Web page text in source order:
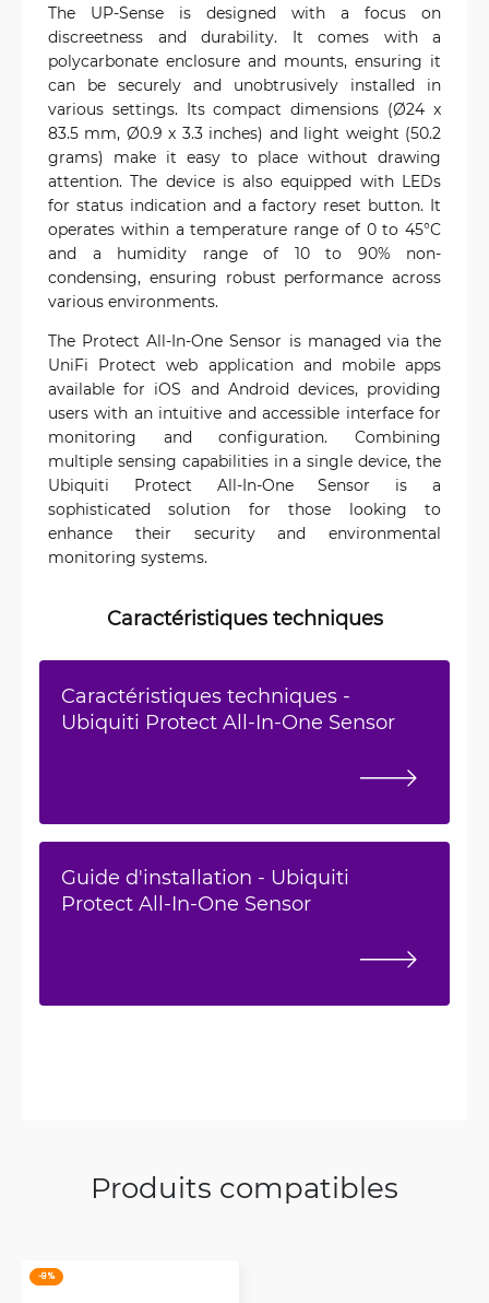
The UP-Sense is designed with a focus on
discreetness and durability. It comes with a
polycarbonate enclosure and mounts, ensuring it
can be securely and unobtrusively installed in
various settings. Its compact dimensions (Ø24 x
83.5 mm, Ø0.9 x 3.3 inches) and light weight (50.2
grams) make it easy to place without drawing
attention. The device is also equipped with LEDs
for status indication and a factory reset button. It
operates within a temperature range of 0 to 45°C
and a humidity range of 10 to 90% non-
condensing, ensuring robust performance across
various environments.
The Protect All-In-One Sensor is managed via the
UniFi Protect web application and mobile apps
available for iOS and Android devices, providing
users with an intuitive and accessible interface for
monitoring and configuration. Combining
multiple sensing capabilities in a single device, the
Ubiquiti Protect All-In-One Sensor is a
sophisticated solution for those looking to
enhance their security and environmental
monitoring systems.
Caractéristiques techniques
Caractéristiques techniques -
Ubiquiti Protect All-In-One Sensor
Guide d'installation - Ubiquiti
Protect All-In-One Sensor
Produits compatibles
-9 %